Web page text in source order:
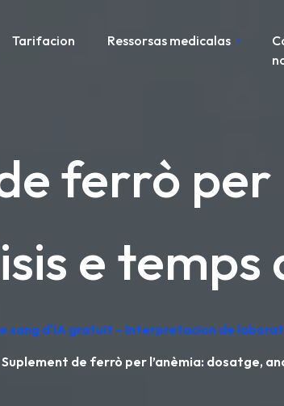
Tarifacion Ressorsas medicalas
ferrò per
e
sang d'IA gratuit – Interpretacion de
Suplement de ferrò per l’anèmia: dosatge,